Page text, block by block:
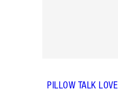
PILLOW TALK LOVE